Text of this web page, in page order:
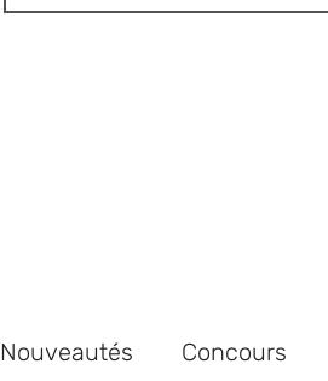
Nouveautés Concours